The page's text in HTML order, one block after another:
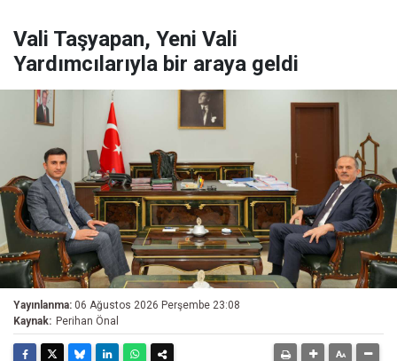
Vali Taşyapan, Yeni Vali
Yardımcılarıyla bir araya geldi
Yayınlanma: 06 Ağustos 2026 Perşembe 23:08
Kaynak: Perihan Önal